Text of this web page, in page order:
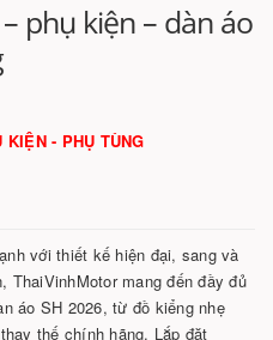
phụ kiện – dàn áo
KIỆN - PHỤ TÙNG
với thiết kế hiện đại, sang và
ThaiVinhMotor mang đến đầy đủ
áo SH 2026, từ đồ kiểng nhẹ
thế chính hãng. Lắp đặt